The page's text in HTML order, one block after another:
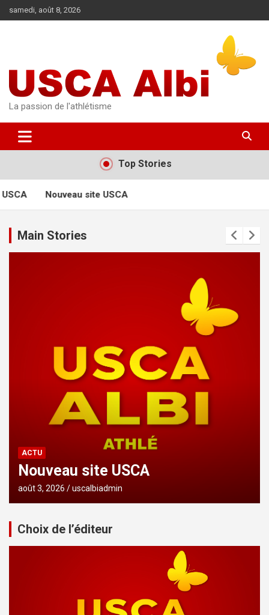
au
samedi, août 8, 2026
La passion de l'athlétisme
Top Stories
Nouveau site USCA
Main Stories
ACTU
Nouveau site USCA
août 3, 2026 uscalbiadmin
Choix de l’éditeur